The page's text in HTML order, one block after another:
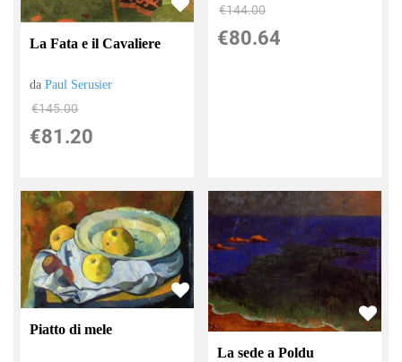
La Fata e il Cavaliere
daPaul Serusier
€145.00
€81.20
€144.00
€80.64
Piatto di mele
La sede a Poldu